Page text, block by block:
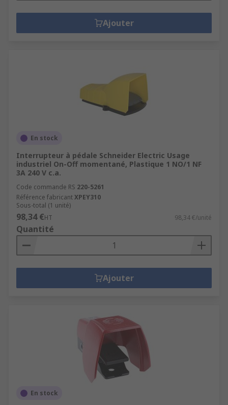
Ajouter
En stock
Interrupteur à pédale Schneider Electric Usage
industriel On-Off momentané, Plastique 1 NO/1 NF
3A 240 V c.a.
Code commande RS 220-5261
Référence fabricantXPEY310
Sous-total (1 unité)
98,34 €HT 98,34 €/unité
Quantité
Ajouter
En stock